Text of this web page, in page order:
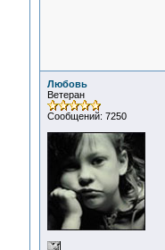
Любовь
Ветеран
Сообщений: 7250